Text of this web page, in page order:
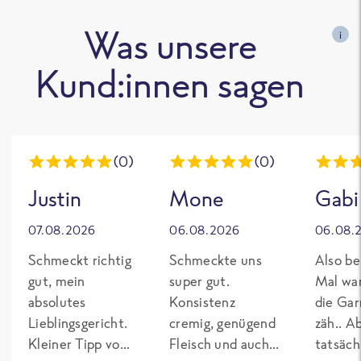
Was unsere
Kund:innen sagen
i
(0)
Justin
07.08.2026
Schmeckt richtig
gut, mein
absolutes
Lieblingsgericht.
Kleiner Tipp von
(0)
Mone
06.08.2026
Schmeckte uns
super gut.
Konsistenz
cremig, genügend
Fleisch und auch
Gabi
Also
Mal
die
zäh..